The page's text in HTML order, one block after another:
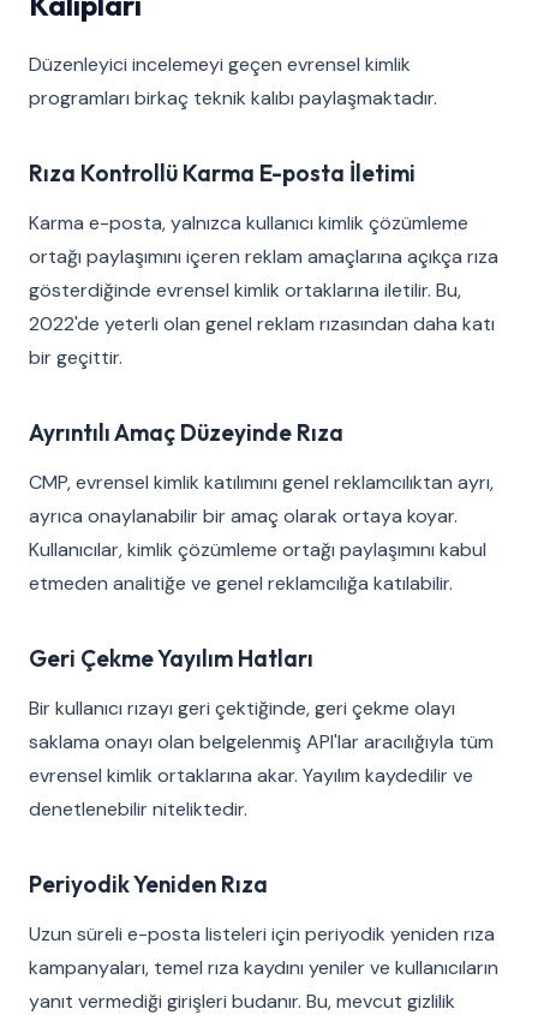
Düzenleyici incelemeyi geçen evrensel kimlik
programları birkaç teknik kalıbı paylaşmaktadır.
Rıza Kontrollü Karma E-posta İletimi
Karma e-posta, yalnızca kullanıcı kimlik çözümleme
ortağı paylaşımını içeren reklam amaçlarına açıkça rıza
gösterdiğinde evrensel kimlik ortaklarına iletilir. Bu,
2022'de yeterli olan genel reklam rızasından daha katı
bir geçittir.
Ayrıntılı Amaç Düzeyinde Rıza
CMP, evrensel kimlik katılımını genel reklamcılıktan ayrı,
ayrıca onaylanabilir bir amaç olarak ortaya koyar.
Kullanıcılar, kimlik çözümleme ortağı paylaşımını kabul
etmeden analitiğe ve genel reklamcılığa katılabilir.
Geri Çekme Yayılım Hatları
Bir kullanıcı rızayı geri çektiğinde, geri çekme olayı
saklama onayı olan belgelenmiş API'lar aracılığıyla tüm
evrensel kimlik ortaklarına akar. Yayılım kaydedilir ve
denetlenebilir niteliktedir.
Periyodik Yeniden Rıza
Uzun süreli e-posta listeleri için periyodik yeniden rıza
kampanyaları, temel rıza kaydını yeniler ve kullanıcıların
yanıt vermediği girişleri budanır. Bu, mevcut gizlilik